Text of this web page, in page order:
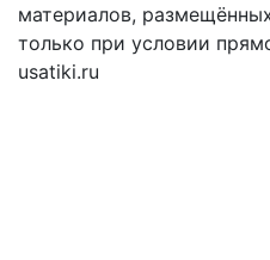
материалов,
только при условии
usatiki.ru